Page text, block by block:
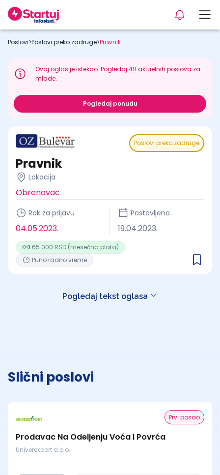
Poslovi>Poslovi preko zadruge>Pravnik
Ovaj oglas je istekao. Pogledaj411 aktuelnih poslova za
mlade.
Pogledaj ponudu
Poslovi preko zadruge
Pravnik
Lokacija
Obrenovac
Rok za prijavu
04.05.2023.
Postavljeno
19.04.2023.
65.000 RSD (mesečna plata)
Puno radno vreme
Pogledaj tekst oglasa
Slični poslovi
Prvi posao
Prodavac Na Odeljenju Voća I Povrća
Univerexport d.o.o.